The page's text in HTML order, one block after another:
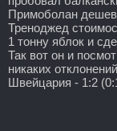
Примоболан
Треноджед
1 тонну яблок и
Так вот он и
никаких
Швейцария - 1:2